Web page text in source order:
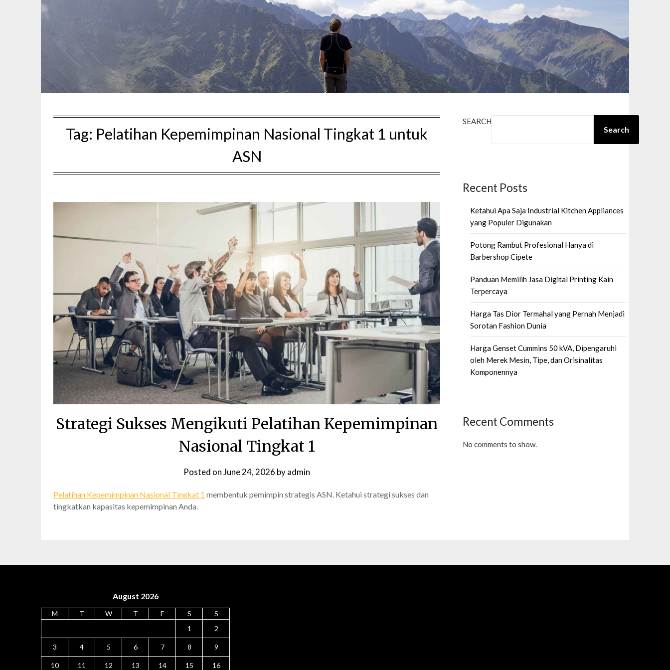
Tag: Pelatihan Kepemimpinan Nasional Tingkat 1 untuk
ASN
Strategi Sukses Mengikuti Pelatihan Kepemimpinan
Nasional Tingkat 1
Posted onJune 24, 2026 byadmin
Pelatihan Kepemimpinan Nasional Tingkat 1 membentuk pemimpin strategis ASN. Ketahui strategi sukses dan
tingkatkan kapasitas kepemimpinan Anda.
SEARCH
Search
Recent Posts
Ketahui Apa Saja Industrial Kitchen Appliances
yang Populer Digunakan
Potong Rambut Profesional Hanya di
Barbershop Cipete
Panduan Memilih Jasa Digital Printing Kain
Terpercaya
Harga Tas Dior Termahal yang Pernah Menjadi
Sorotan Fashion Dunia
Harga Genset Cummins 50 kVA, Dipengaruhi
oleh Merek Mesin, Tipe, dan Orisinalitas
Komponennya
Recent Comments
No comments to show.
August 2026
M T W T F S
S
1
2
3 4 5 6 7 8 9
10 11 12 13 14 15 16